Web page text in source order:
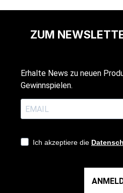
ZUM
Erhalte News zu neuen
Gewinnspielen.
Ich akzeptiere die